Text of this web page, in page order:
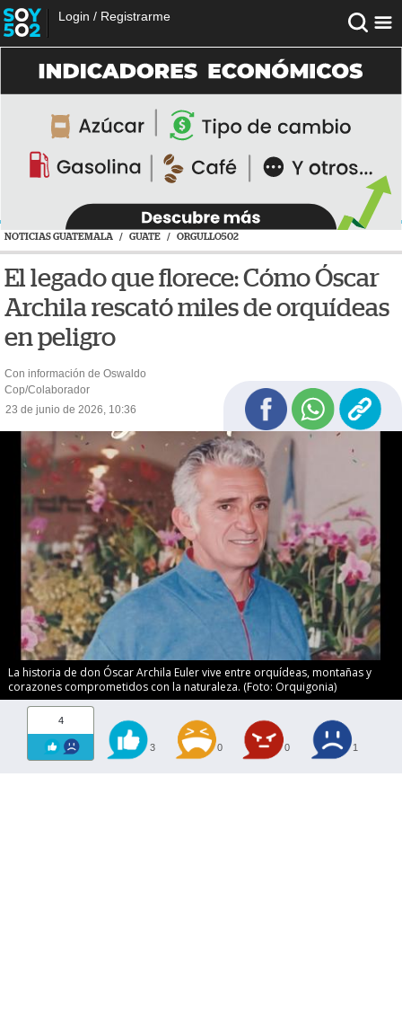
Login / Registrarme
NOTICIAS GUATEMALA / GUATE / ORGULLO502
El legado que florece: Cómo Óscar
Archila rescató miles de orquídeas
en peligro
Con información de Oswaldo
Cop/Colaborador
23 de junio de 2026, 10:36
La historia de don Óscar Archila Euler vive entre orquídeas, montañas y
corazones comprometidos con la naturaleza. (Foto: Orquigonia)
4
3 0 0 1